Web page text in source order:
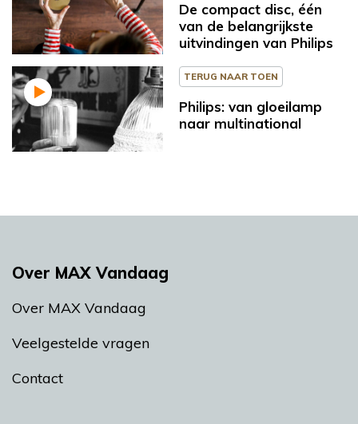
De compact disc, één
van de belangrijkste
uitvindingen van Philips
TERUG NAAR TOEN
Philips: van gloeilamp
naar multinational
Over MAX Vandaag
Over MAX Vandaag
Veelgestelde vragen
Contact